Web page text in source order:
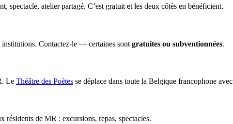
spectacle, atelier partagé. C’est gratuit et les deux côtés en bénéficient.
institutions. Contactez-le — certaines sont gratuites ou subventionnées.
Le Théâtre des Poètes se déplace dans toute la Belgique francophone avec
résidents de MR : excursions, repas, spectacles.